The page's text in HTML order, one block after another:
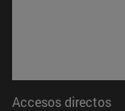
Accesos directos